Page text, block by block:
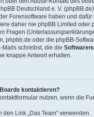
Deutschland e. V.
Forensoftware haben und
daher nie phpBB Limited oder
Fragen
phpbb.de oder die phpBB-
Mails schreibst, die die
knappe Antwort erhalten.
kontaktieren?
nutzen, wenn die
Link „Das Team“ verwenden.